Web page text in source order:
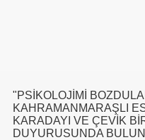
"PSİKOLOJİMİ
KAHRAMANMARAŞLI
KARADAYI VE ÇEVİK
DUYURUSUNDA
- HİDROJEN ENERJİ